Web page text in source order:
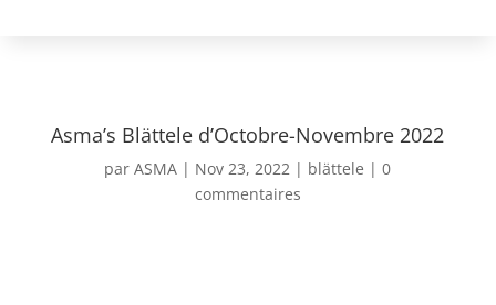
Asma’s Blättele d’Octobre-Novembre 2022
parASMA | Nov 23, 2022 | blättele |0
commentaires